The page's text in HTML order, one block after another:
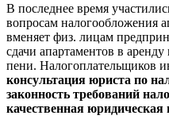
В последнее время
вопросам налогообложения
вменяет физ. лицам
сдачи апартаментов в
пени. Налогоплательщиков
консультация юриста по
законность требований
качественная